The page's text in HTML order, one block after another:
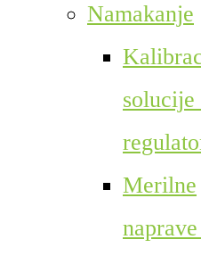
Namakanje
Merilne